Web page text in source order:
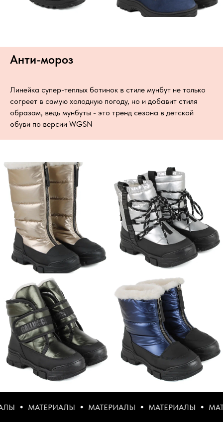
Анти-мороз
Линейка супер-теплых ботинок в стиле мунбут не только
согреет в самую холодную погоду, но и добавит стиля
образам, ведь мунбуты - это тренд сезона в детской
обуви по версии WGSN
МАТЕРИАЛЫ МАТЕРИАЛЫ